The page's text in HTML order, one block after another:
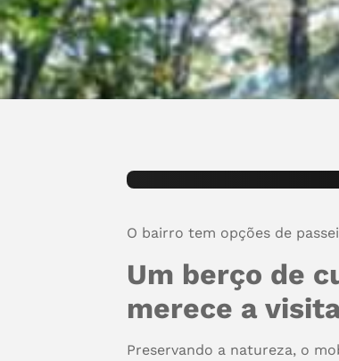
O bairro tem opções de
Um berço de
merece a
Preservando a natureza, o